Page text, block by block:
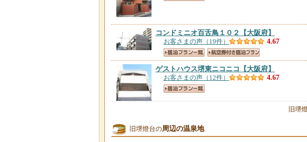
コンドミニオ百舌鳥１０２ 【大阪府】
お客さまの声（19件） 4.67
ゲストハウス堺東ニコニコ 【大阪府】
お客さまの声（12件） 4.67
バンデホテル大阪
お客さまの声（251件） 4.51
旧堺
旧堺燈台の周辺の温泉地